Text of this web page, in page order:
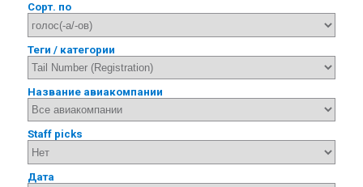
Сорт. по
Теги / категории
Название авиакомпании
Staff picks
Дата